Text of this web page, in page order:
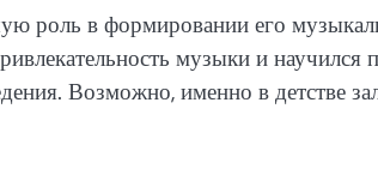
роль в формировании его
музыки и научился
Возможно, именно в детстве